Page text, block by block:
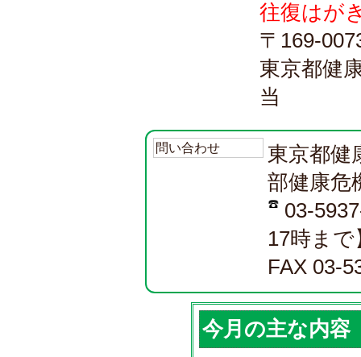
往復はが
〒169-
東京都健
当
問い合わせ
東京都健
部健康危
03-
17時まで
FAX 03-
今月の主な内容